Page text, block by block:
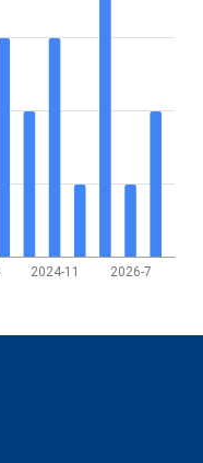
2024-11 2026-7